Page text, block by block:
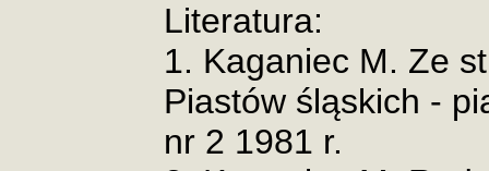
Literatura:
1. Kaganiec M. Ze
Piastów śląskich -
nr 2 1981 r.